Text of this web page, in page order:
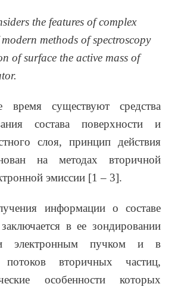
the features of complex
methodsof spectroscopy
of surface the active mass of
время существуют средства
состава поверхности и
слоя, принцип действия
на методах вторичной
эмиссии [1 – 3].
информации о составе
в ее зондировании
электронным пучком и в
потоков вторичных частиц,
особенности которых